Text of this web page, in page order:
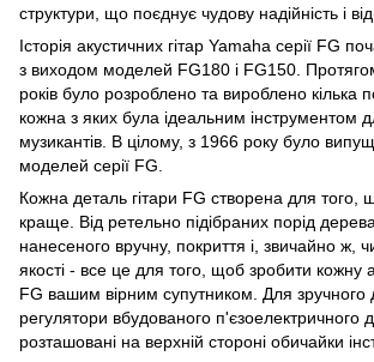
структури, що поєднує чудову надійність і
Історія акустичних гітар Yamaha серії FG
з виходом моделей FG180 і FG150.
років було розроблено та вироблено кілька
кожна з яких була ідеальним інструментом
музикантів. В цілому, з 1966 року було
моделей серії FG.
Кожна деталь гітари FG створена для того,
краще. Від ретельно підібраних порід
нанесеного вручну, покриття і, звичайно ж,
якості - все це для того, щоб зробити кожну
FG вашим вірним супутником. Для зручного
регулятори вбудованого п'єзоелектричного
розташовані на верхній стороні обичайки